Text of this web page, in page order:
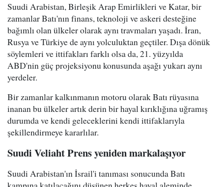
Suudi Arabistan, Birleşik Arap Emirlikleri ve Katar, bir
zamanlar Batı'nın finans, teknoloji ve askeri desteğine
bağımlı olan ülkeler olarak aynı travmaları yaşadı. İran,
Rusya ve Türkiye de aynı yolculuktan geçtiler. Dışa dönük
söylemleri ve ittifakları farklı olsa da, 21. yüzyılda
ABD'nin güç projeksiyonu konusunda aşağı yukarı aynı
yerdeler.
Bir zamanlar kalkınmanın motoru olarak Batı rüyasına
inanan bu ülkeler artık derin bir hayal kırıklığına uğramış
durumda ve kendi geleceklerini kendi ittifaklarıyla
şekillendirmeye kararlılar.
Suudi Veliaht Prens yeniden markalaşıyor
Suudi Arabistan'ın İsrail'i tanıması sonucunda Batı